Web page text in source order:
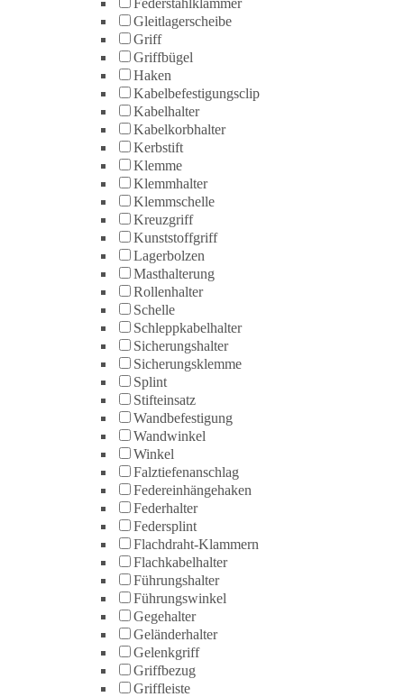
Gleitlagerscheibe
Griff
Griffbügel
Haken
Kabelbefestigungsclip
Kabelhalter
Kabelkorbhalter
Kerbstift
Klemme
Klemmhalter
Klemmschelle
Kreuzgriff
Kunststoffgriff
Lagerbolzen
Masthalterung
Rollenhalter
Schelle
Schleppkabelhalter
Sicherungshalter
Sicherungsklemme
Splint
Stifteinsatz
Wandbefestigung
Wandwinkel
Winkel
Falztiefenanschlag
Federeinhängehaken
Federhalter
Federsplint
Flachdraht-Klammern
Flachkabelhalter
Führungshalter
Führungswinkel
Gegehalter
Geländerhalter
Gelenkgriff
Griffbezug
Griffleiste